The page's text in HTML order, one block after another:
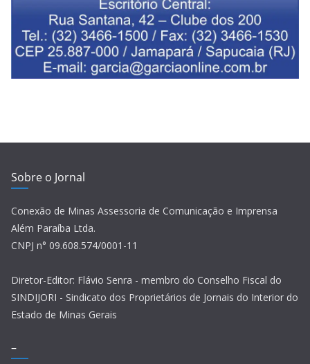
Sobre o Jornal
Conexão de Minas Assessoria de Comunicação e Imprensa
Além Paraíba Ltda.
CNPJ n° 09.608.574/0001-11
Diretor-Editor: Flávio Senra - membro do Conselho Fiscal do
SINDIJORI - Sindicato dos Proprietários de Jornais do Interior do
Estado de Minas Gerais
–